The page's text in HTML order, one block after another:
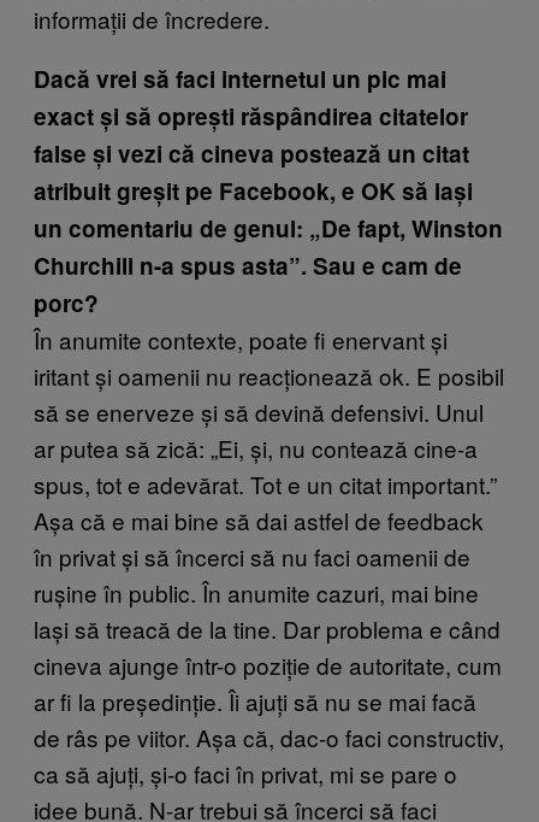
informații de încredere.
Dacă vrei să faci internetul un pic mai
exact și să oprești răspândirea citatelor
false și vezi că cineva postează un citat
atribuit greșit pe Facebook, e OK să lași
un comentariu de genul: „De fapt, Winston
Churchill n-a spus asta”. Sau e cam de
porc?
În anumite contexte, poate fi enervant și
iritant și oamenii nu reacționează ok. E posibil
să se enerveze și să devină defensivi. Unul
ar putea să zică: „Ei, și, nu contează cine-a
spus, tot e adevărat. Tot e un citat important.”
Așa că e mai bine să dai astfel de feedback
în privat și să încerci să nu faci oamenii de
rușine în public. În anumite cazuri, mai bine
lași să treacă de la tine. Dar problema e când
cineva ajunge într-o poziție de autoritate, cum
ar fi la președinție. Îi ajuți să nu se mai facă
de râs pe viitor. Așa că, dac-o faci constructiv,
ca să ajuți, și-o faci în privat, mi se pare o
idee bună. N-ar trebui să încerci să faci